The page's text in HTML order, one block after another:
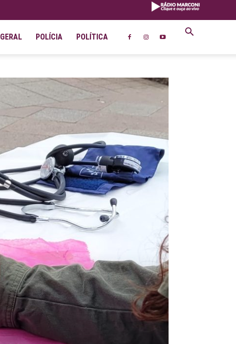
GERAL POLÍCIA POLÍTICA